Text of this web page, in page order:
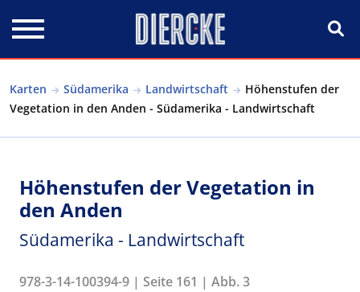
Karten Südamerika Landwirtschaft
Höhenstufen der
Vegetation in den Anden - Südamerika - Landwirtschaft
Höhenstufen der Vegetation in
den Anden
Südamerika - Landwirtschaft
978-3-14-100394-9 | Seite 161 | Abb. 3